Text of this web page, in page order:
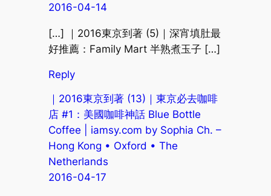
2016-04-14
[…] ｜2016東京到著 (5)｜深宵填肚最
好推薦：Family Mart 半熟煮玉子 […]
Reply
｜2016東京到著 (13)｜東京必去咖啡
店 #1：美國咖啡神話 Blue Bottle
Coffee | iamsy.com by Sophia Ch. –
Hong Kong • Oxford • The
Netherlands
2016-04-17